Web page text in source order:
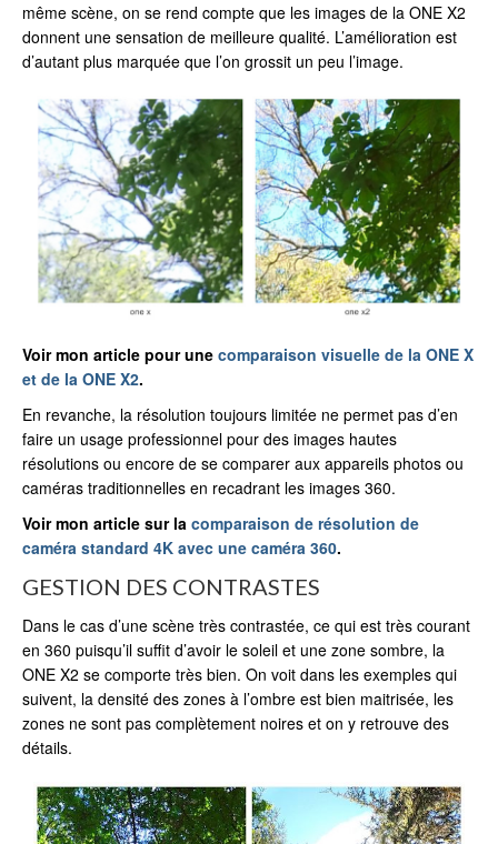
même scène, on se rend compte que les images de la ONE X2
donnent une sensation de meilleure qualité. L’amélioration est
d’autant plus marquée que l’on grossit un peu l’image.
Voir mon article pour une comparaison visuelle de la ONE X
et de la ONE X2.
En revanche, la résolution toujours limitée ne permet pas d’en
faire un usage professionnel pour des images hautes
résolutions ou encore de se comparer aux appareils photos ou
caméras traditionnelles en recadrant les images 360.
Voir mon article sur la comparaison de résolution de
caméra standard 4K avec une caméra 360.
GESTION DES CONTRASTES
Dans le cas d’une scène très contrastée, ce qui est très courant
en 360 puisqu’il suffit d’avoir le soleil et une zone sombre, la
ONE X2 se comporte très bien. On voit dans les exemples qui
suivent, la densité des zones à l’ombre est bien maitrisée, les
zones ne sont pas complètement noires et on y retrouve des
détails.